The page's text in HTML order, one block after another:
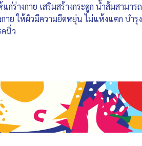
ร่างกาย เสริมสร้างกระดูก น้ำส้มสามา
าย ให้ผิวมีความยืดหยุ่น ไม่แห้งแตก บำ
คนิ่ว